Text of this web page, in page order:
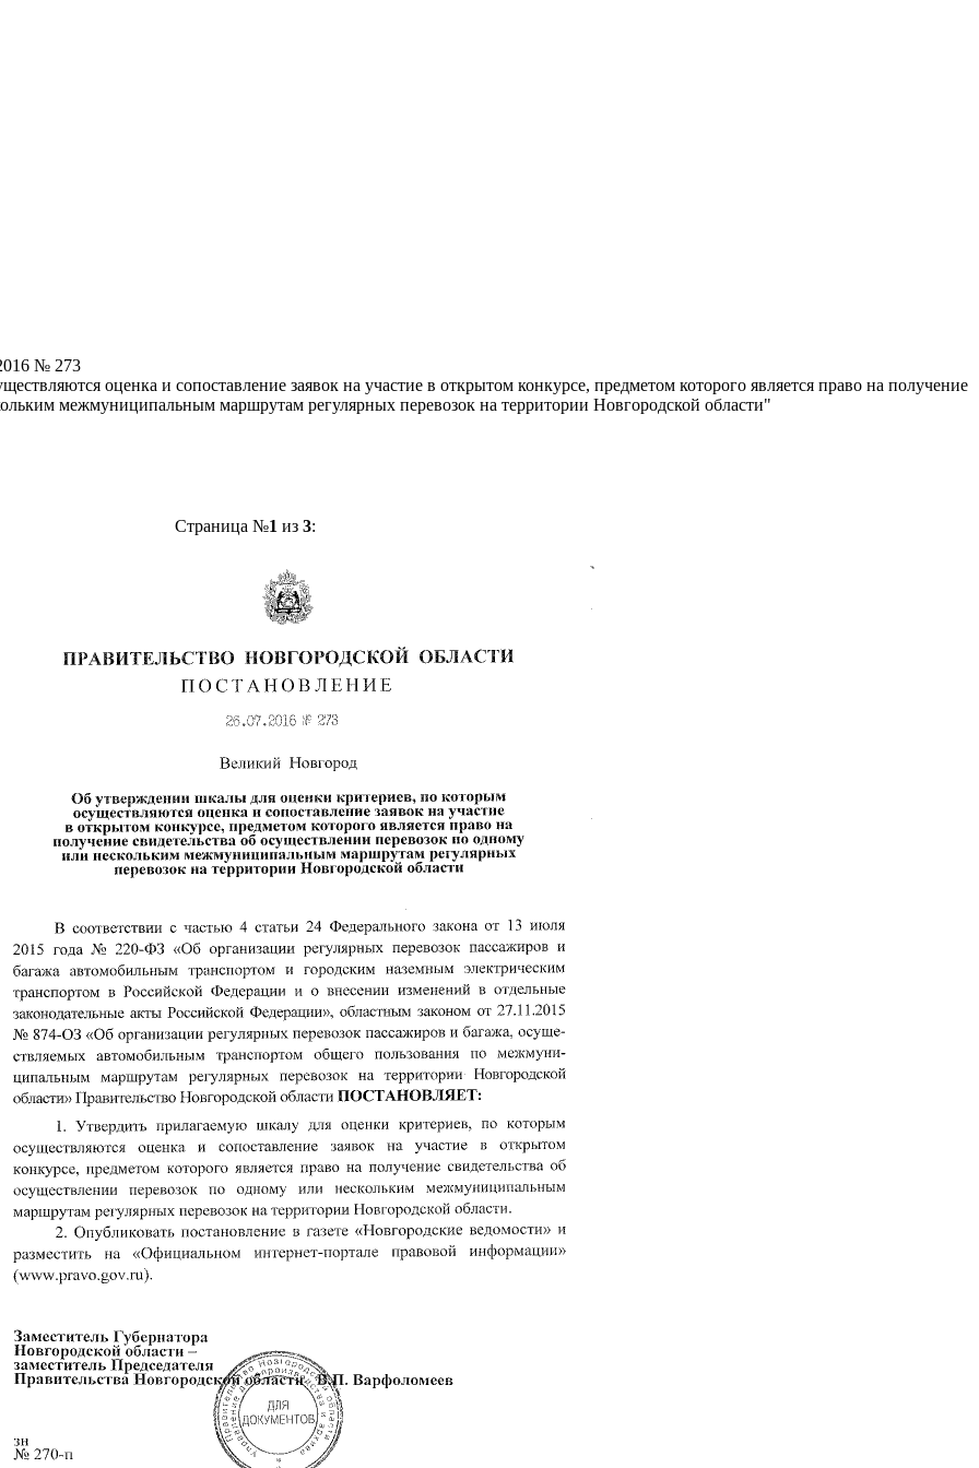
№ 273
оценка и сопоставление заявок на участие в открытом конкурсе, предметом которого является право на получение
межмуниципальным маршрутам регулярных перевозок на территории Новгородской области"
Страница №1 из 3: